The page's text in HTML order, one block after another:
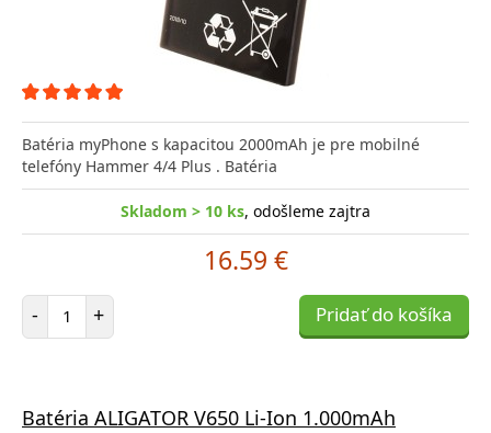
Batéria myPhone s kapacitou 2000mAh je pre mobilné
telefóny Hammer 4/4 Plus . Batéria
Skladom > 10 ks, odošleme zajtra
16.59 €
- Počet položiek
+ Pridať do košíka
Batéria ALIGATOR V650 Li-Ion 1.000mAh